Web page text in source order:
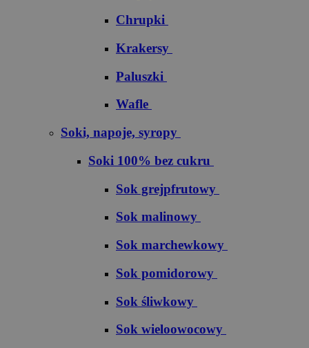
Chrupki
Krakersy
Paluszki
Wafle
Soki, napoje, syropy
Soki 100% bez cukru
S​o​k​ ​g​r​e​j​p​f​r​u​t​o​w​y
Sok malinowy
Sok marchewkowy
Sok pomidorowy
Sok śliwkowy
Sok wieloowocowy